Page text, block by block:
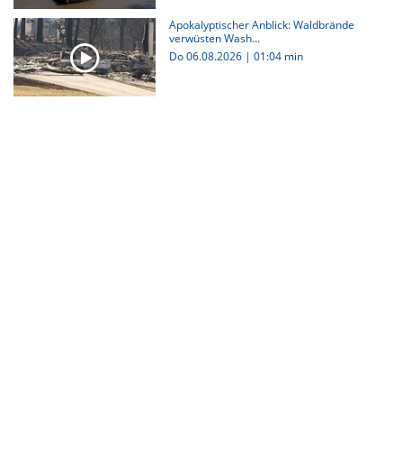
Apokalyptischer Anblick: Waldbrände
verwüsten Wash...
Do 06.08.2026 | 01:04 min